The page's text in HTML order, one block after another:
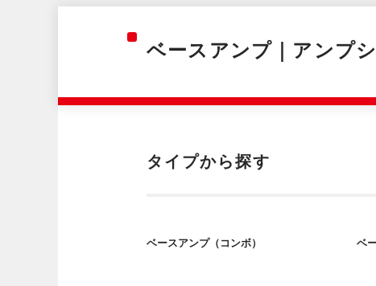
ベースアンプ｜アンプ
タイプから探す
ベースアンプ（コンボ） ベ